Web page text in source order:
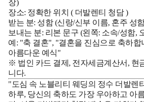
장)
장소: 정확한 위치 ( 더발렌티 청담)
받는 분: 성함 (신랑/신부 이름, 혼주 성
보내는 분: 리본 문구 (왼쪽: 소속/성함,
예: "축 결혼", "결혼을 진심으로 축하
아름다운 예식"
※ 법인 카드 결제, 전자세금계산서, 현
니다.
"도심 속 노블리티 웨딩의 정수 더발렌
하루, 당신의 축하도 가장 우아하고 아